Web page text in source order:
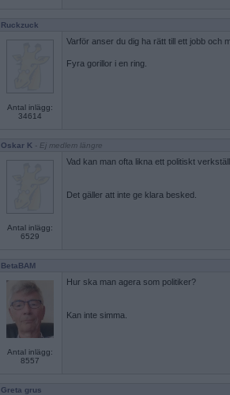
Ruckzuck
Antal inlägg:
34614
Varför anser du dig ha rätt till ett jobb och
Fyra gorillor i en ring.
Oskar K - Ej medlem längre
Antal inlägg:
6529
Vad kan man ofta likna ett politiskt
Det gäller att inte ge klara besked.
BetaBAM
Antal inlägg:
8557
Hur ska man agera som politiker?
Kan inte simma.
Greta grus